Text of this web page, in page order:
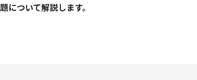
ついて解説します。